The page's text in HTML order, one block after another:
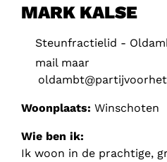
MARK KALSE
Steunfractielid -
mail maar
Woonplaats: Winschoten
Wie ben ik:
Ik woon in de prachtige,